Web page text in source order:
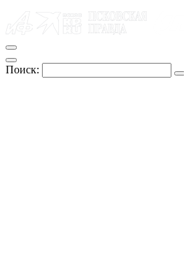
Поиск: